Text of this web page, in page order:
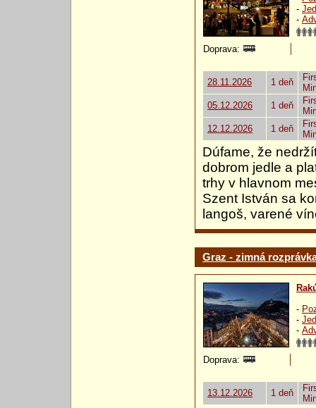
-
-
Doprava:
28.11.2026 1 deň
05.12.2026
1 deň
12.12.2026
1 deň
Dúfame, že
dobrom jedle a
trhy v hlavnom
Szent István sa
langoš, varené
Graz - zimná
-
-
-
Doprava:
13.12.2026 1 deň